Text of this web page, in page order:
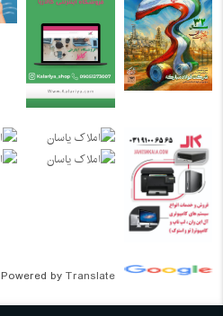
Powered by Translate